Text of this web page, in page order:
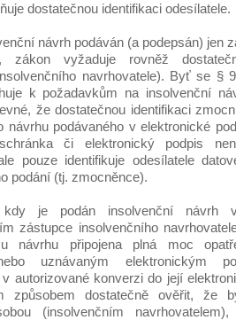
dostatečnou identifikaci odesílatele.
návrh podáván (a podepsán) jen
zákon vyžaduje rovněž
navrhovatele). Byť se §
k požadavkům na insolvenční
že dostatečnou identifikaci
návrhu podávaného v elektronické
či elektronický podpis
pouze identifikuje odesílatele
podání (tj. zmocněnce).
je podán insolvenční návrh v
zástupce insolvenčního
návrhu připojena plná moc
uznávaným elektronickým
v autorizované konverzi do její
způsobem dostatečně ověřit, že
(insolvenčním